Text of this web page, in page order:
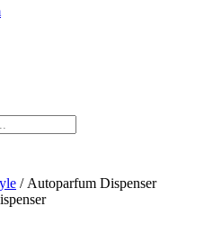
/ Autoparfum Dispenser